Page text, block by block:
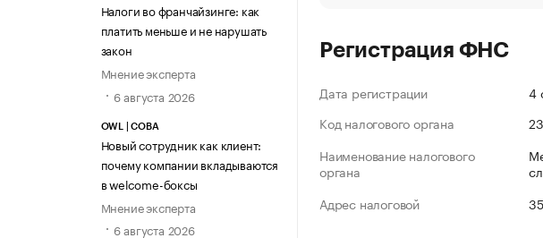
Налоги во франчайзинге: как
платить меньше и не нарушать
закон
Мнение эксперта
6 августа 2026
OWL | СОВА
Новый сотрудник как клиент:
почему компании вкладываются
в welcome-боксы
Мнение эксперта
6 августа 2026
Регистрация ФНС
Дата регистрации
4
Код налогового органа
Наименование налогового
органа
Адрес налоговой